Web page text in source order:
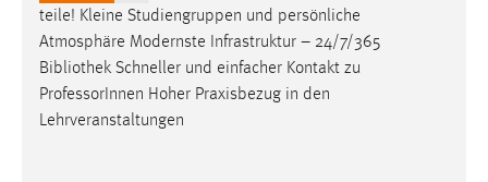
teile! Kleine Studiengruppen und persönliche
Atmosphäre Modernste Infrastruktur – 24/7/365
Bibliothek Schneller und einfacher Kontakt zu
ProfessorInnen Hoher Praxisbezug in den
Lehrveranstaltungen
Conversion-Tracking
Cookie Laufzeit:
3 Monate